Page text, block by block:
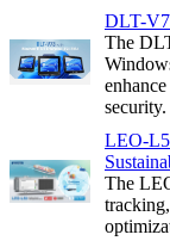
DLT-
The
security.
LEO-
The